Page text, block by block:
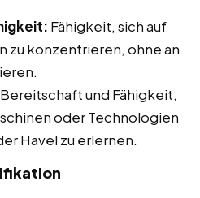
Fähigkeit, sich auf
zu konzentrieren, ohne an
Bereitschaft und Fähigkeit,
oder Technologien
Havel zu erlernen.